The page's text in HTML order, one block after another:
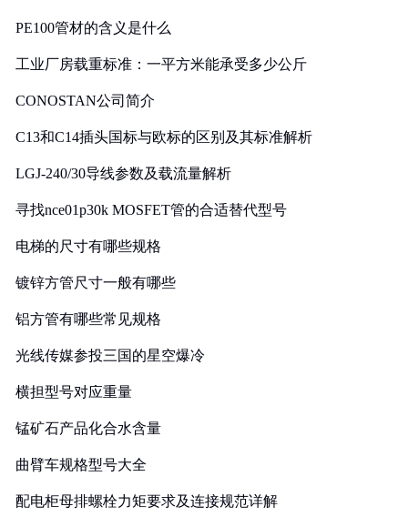
PE100管材的含义是什么
工业厂房载重标准：一平方米能承受多少公斤
CONOSTAN公司简介
C13和C14插头国标与欧标的区别及其标准解析
LGJ-240/30导线参数及载流量解析
寻找nce01p30k MOSFET管的合适替代型号
电梯的尺寸有哪些规格
镀锌方管尺寸一般有哪些
铝方管有哪些常见规格
光线传媒参投三国的星空爆冷
横担型号对应重量
锰矿石产品化合水含量
曲臂车规格型号大全
配电柜母排螺栓力矩要求及连接规范详解